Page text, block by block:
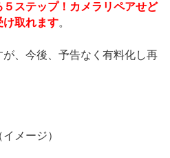
ステップ！カメラリペアせど
け取れます。
が、今後、予告なく有料化し再
メージ）